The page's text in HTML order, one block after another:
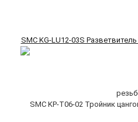
SMC KG-LU12-03S